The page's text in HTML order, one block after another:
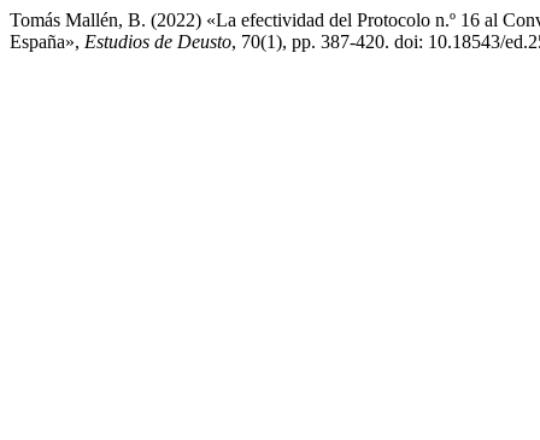
Tomás Mallén, B. (2022) «La efectividad del Protocolo n.º 16 al
España», Estudios de Deusto, 70(1), pp. 387-420. doi: 10.18543/